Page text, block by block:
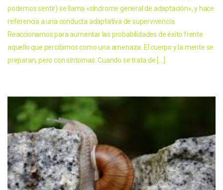
podemos sentir) se llama «síndrome general de adaptación», y hace
referencia a una conducta adaptativa de supervivencia.
Reaccionamos para aumentar las probabilidades de éxito frente
aquello que percibimos como una amenaza. El cuerpo y la mente se
preparan, pero con síntomas. Cuando se trata de […]